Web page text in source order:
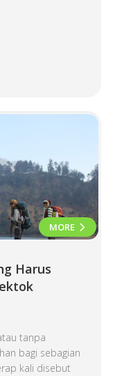
MORE
Harus
tanpa
bagi sebagian
kali disebut